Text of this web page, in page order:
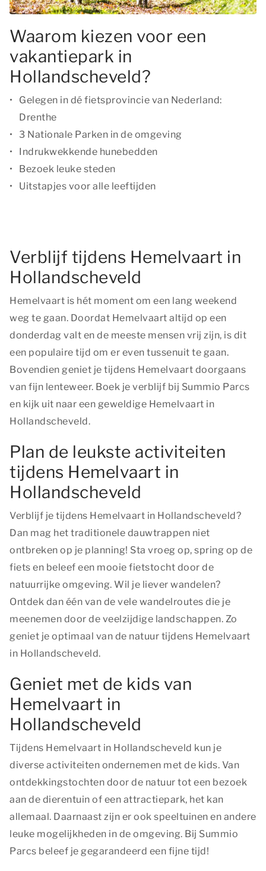
Waarom kiezen voor een
vakantiepark in
Hollandscheveld?
Gelegen in dé fietsprovincie van Nederland:
Drenthe
3 Nationale Parken in de omgeving
Indrukwekkende hunebedden
Bezoek leuke steden
Uitstapjes voor alle leeftijden
Verblijf tijdens Hemelvaart in
Hollandscheveld
Hemelvaart is hét moment om een lang weekend
weg te gaan. Doordat Hemelvaart altijd op een
donderdag valt en de meeste mensen vrij zijn, is dit
een populaire tijd om er even tussenuit te gaan.
Bovendien geniet je tijdens Hemelvaart doorgaans
van fijn lenteweer. Boek je verblijf bij Summio Parcs
en kijk uit naar een geweldige Hemelvaart in
Hollandscheveld.
Plan de leukste activiteiten
tijdens Hemelvaart in
Hollandscheveld
Verblijf je tijdens Hemelvaart in Hollandscheveld?
Dan mag het traditionele dauwtrappen niet
ontbreken op je planning! Sta vroeg op, spring op de
fiets en beleef een mooie fietstocht door de
natuurrijke omgeving. Wil je liever wandelen?
Ontdek dan één van de vele wandelroutes die je
meenemen door de veelzijdige landschappen. Zo
geniet je optimaal van de natuur tijdens Hemelvaart
in Hollandscheveld.
Geniet met de kids van
Hemelvaart in
Hollandscheveld
Tijdens Hemelvaart in Hollandscheveld kun je
diverse activiteiten ondernemen met de kids. Van
ontdekkingstochten door de natuur tot een bezoek
aan de dierentuin of een attractiepark, het kan
allemaal. Daarnaast zijn er ook speeltuinen en andere
leuke mogelijkheden in de omgeving. Bij Summio
Parcs beleef je gegarandeerd een fijne tijd!